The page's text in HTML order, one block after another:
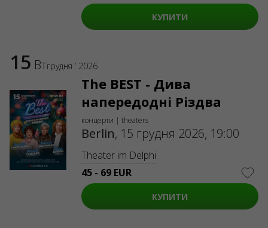
КУПИТИ
15 Втгрудня ’ 2026
The BEST - Дива
напередодні Різдва
концерти | theaters
Berlin, 15 грудня 2026, 19:00
Theater im Delphi
45 - 69 EUR
КУПИТИ